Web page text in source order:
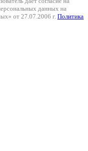
данных на
от 27.07.2006 г. Политика